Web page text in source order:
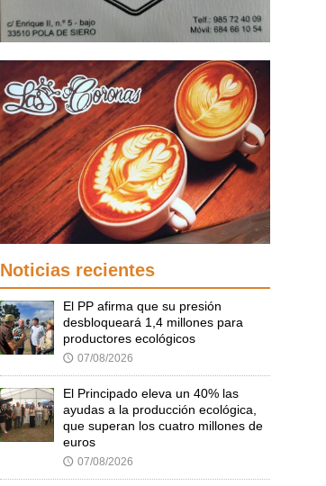
Noticias recientes
El PP afirma que su presión
desbloqueará 1,4 millones para
productores ecológicos
🕔 07/08/2026
El Principado eleva un 40% las
ayudas a la producción ecológica,
que superan los cuatro millones de
euros
🕔 07/08/2026